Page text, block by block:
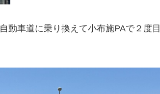
動車道に乗り換えて小布施PAで２度目